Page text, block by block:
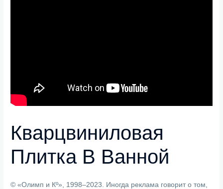
Кварцвиниловая
Плитка В Ванной
© «Олимп и Кº», 1998–2023. Иногда реклама говорит о том,